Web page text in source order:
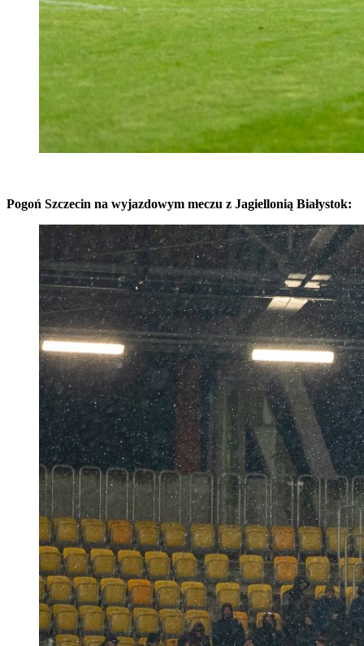
Pogoń Szczecin na wyjazdowym meczu z Jagiellonią Białystok: